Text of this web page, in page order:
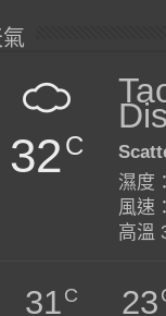
32C
濕度
風速
高溫
31C 23